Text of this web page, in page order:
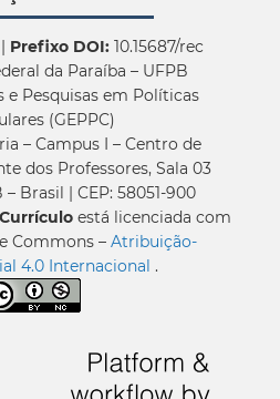
Prefixo DOI:10.15687/rec
da Paraíba – UFPB
e Pesquisas em Políticas
(GEPPC)
– Campus I – Centro de
dos Professores, Sala 03
– Brasil | CEP: 58051-900
está licenciada com
Commons – Atribuição-
4.0 Internacional .